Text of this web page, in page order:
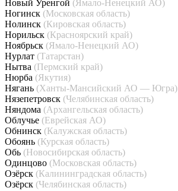
Новый Уренгой (Ямало-Ненецкий АО)
Ногинск (Московская область)
Нолинск (Кировская область)
Норильск (Красноярский край)
Ноябрьск (Ямало-Ненецкий АО)
Нурлат (Татарстан)
Нытва (Пермский край)
Нюрба (Якутия)
Нягань (Ханты-Мансийский АО — Югра)
Нязепетровск (Челябинская область)
Няндома (Архангельская область)
Облучье (Еврейская АО)
Обнинск (Калужская область)
Обоянь (Курская область)
Обь (Новосибирская область)
Одинцово (Московская область)
Озёрск (Калининградская область)
Озёрск (Челябинская область)